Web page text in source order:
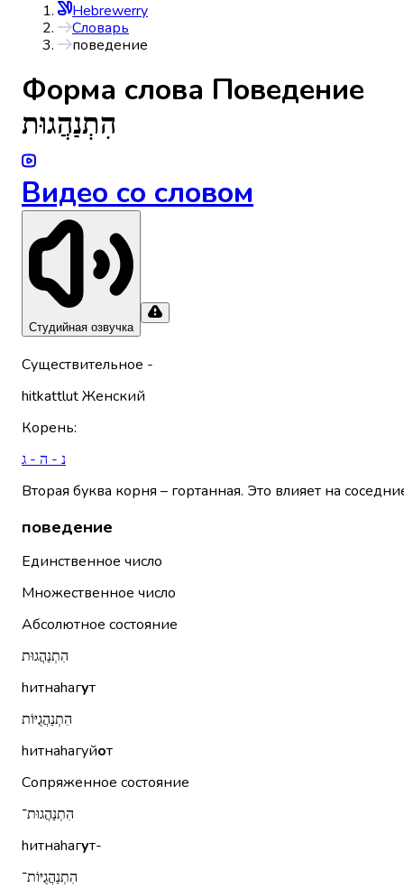
Hebrewerry
Словарь
поведение
Форма слова Поведение
הִתְנַהֲגוּת
Видео со словом
Студийная озвучка
Существительное -
hitkattlutЖенский
Корень:
נ - ה - ג
Вторая буква корня – гортанная. Это влияет на
поведение
Единственное число
Множественное число
Абсолютное состояние
הִתְנַהֲגוּת
hитнаhагут
הִתְנַהֲגֻיּוֹת
hитнаhагуйот
Сопряженное состояние
הִתְנַהֲגוּת־
hитнаhагут-
הִתְנַהֲגֻיּוֹת־